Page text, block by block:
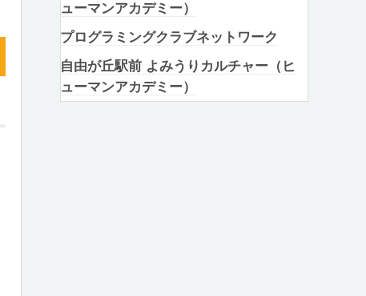
ューマンアカデミー）
プログラミングクラブネットワーク
自由が丘駅前 よみうりカルチャー（ヒ
ューマンアカデミー）